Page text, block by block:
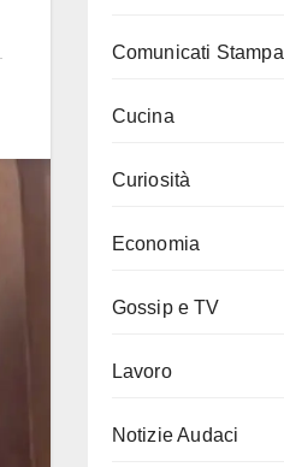
Comunicati Stampa
Cucina
Curiosità
Economia
Gossip e TV
Lavoro
Notizie Audaci